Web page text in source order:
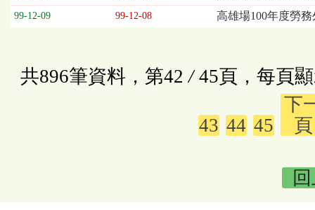
99-12-09 99-12-08 高雄場100年度勞務
共896筆資料，第42 /45頁，每頁
43 44 45
下
頁